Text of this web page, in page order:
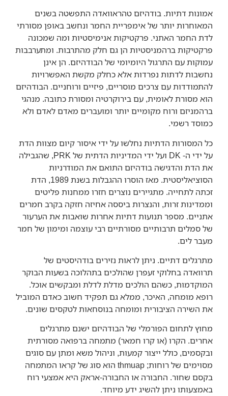
אמונות דתיות. בודהיזם טהראוואדה התפשטה בשנים
המאוחרות יותר של אימפריית החמר ונחשב באופן מסורתי
לדת החמר האתני. פרקטיקות אנימיסטיות ומה שמכונה
פרקטיקות ברהמניסטיות הן גם חלק מהתרבות. ומתערבבות
עמוקות עם התרגול היומיומי של הבודהיזם. הן אינן
נחשבות לדתות נפרדות אלא כחלק מקשת האפשרויות
להתמודדות עם צרכים מוסריים, פיזיים ורוחניים. הבודהיזם
הוא מסורת לאומית, עם בירוקרטיה ומסורת כתובה. מנהגי
ברהמניזם ורוח מקומיים יותר ומועברים מאדם לאדם ולא
כמוסד רשמי.
כל המסורות הדתיות נחלשו על ידי איסור קיום מצוות הדת
על ידי ה- DK ועל ידי המדיניות הדתית של PRK, שהגבילה
את הדת והדגישה בודהיזם התואם את המודרניות
הסוציאליסטית. מאז הוסרו ההגבלות בשנת 1989, הדת
זכתה לתחייה. מתגיירים נוצרים חזרו ממחנות פליטים
וממדינות זרות, והנצרות ביססה אחיזה חזקה בקרב חמרים
אתניים. מספר תנועות דתיות אחרות שואבות את הערעור
של סמלים תרבותיים מסורתיים רבי עוצמה ומימון של חמר
מעבר לים.
מתרגלים דתיים. ניתן לראות נזירים בודהיסטים של
תרוואדה בחלוקי זעפרן שהולכים בתהלוכה בשעות הבוקר
המוקדמות, כשהם הולכים מדלת לדלת ומבקשים אוכל.
רופא מומחה, האיכר, ממלא גם תפקיד חשוב כאדם המוביל
את השירה הציבורית ומומחה בנוסחאות לטקסים שונים.
מחוץ לתחום הפורמלי של הבודהיזם ישנם מתרגלים
אחרים. הקרו (או קרו חמאר) מתמחה ברפואה מסורתית
ובקסמים, כולל ייצור קמעות, וניהול משא ומתן עם סוגים
מסוימים של רוחות; thmuap הוא סוג של קראו המתמחה
בקסם שחור. החבורה או החבורה-אראק היא אמצעי רוח
באמצעותו ניתן להשיג ידע מיוחד.